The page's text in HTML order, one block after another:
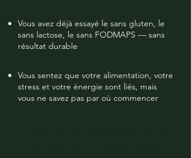
Vous avez déjà essayé le sans gluten, le
sans lactose, le sans FODMAPS — sans
résultat durable
Vous sentez que votre alimentation, votre
stress et votre énergie sont liés, mais
vous ne savez pas par où commencer